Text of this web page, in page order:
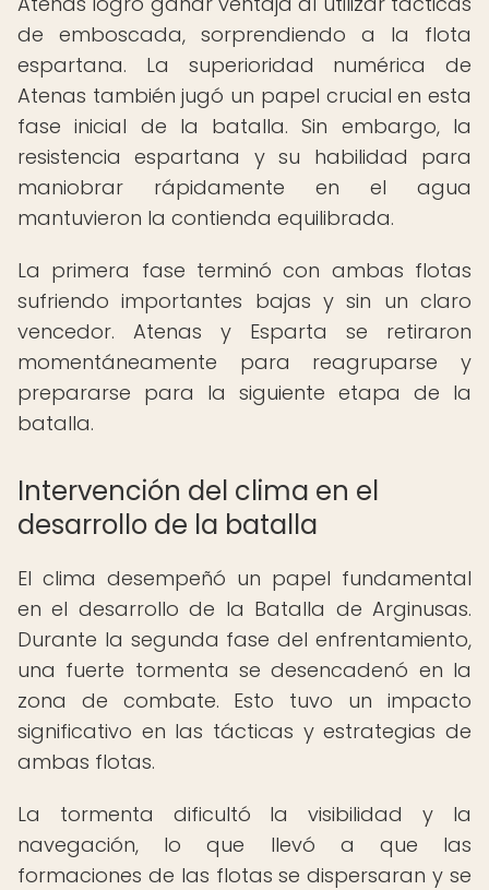
de emboscada, sorprendiendo a la flota
espartana. La superioridad numérica de
Atenas también jugó un papel crucial en esta
fase inicial de la batalla. Sin embargo, la
resistencia espartana y su habilidad para
maniobrar rápidamente en el agua
mantuvieron la contienda equilibrada.
La primera fase terminó con ambas flotas
sufriendo importantes bajas y sin un claro
vencedor. Atenas y Esparta se retiraron
momentáneamente para reagruparse y
prepararse para la siguiente etapa de la
batalla.
Intervención del clima en el
desarrollo de la batalla
El clima desempeñó un papel fundamental
en el desarrollo de la Batalla de Arginusas.
Durante la segunda fase del enfrentamiento,
una fuerte tormenta se desencadenó en la
zona de combate. Esto tuvo un impacto
significativo en las tácticas y estrategias de
ambas flotas.
La tormenta dificultó la visibilidad y la
navegación, lo que llevó a que las
formaciones de las flotas se dispersaran y se